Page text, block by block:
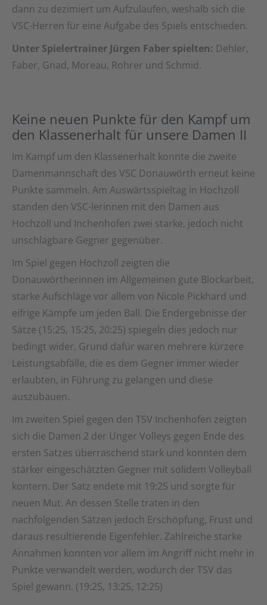
dann zu dezimiert um Aufzulaufen, weshalb sich die
VSC-Herren für eine Aufgabe des Spiels entschieden.
Unter Spielertrainer Jürgen Faber spielten: Dehler,
Faber, Gnad, Moreau, Rohrer und Schmid.
Keine neuen Punkte für den Kampf um
den Klassenerhalt für unsere Damen II
Im Kampf um den Klassenerhalt konnte die zweite
Damenmannschaft des VSC Donauwörth erneut keine
Punkte sammeln. Am Auswärtsspieltag in Hochzoll
standen den VSC-lerinnen mit den Damen aus
Hochzoll und Inchenhofen zwei starke, jedoch nicht
unschlagbare Gegner gegenüber.
Im Spiel gegen Hochzoll zeigten die
Donauwörtherinnen im Allgemeinen gute Blockarbeit,
starke Aufschläge vor allem von Nicole Pickhard und
eifrige Kämpfe um jeden Ball. Die Endergebnisse der
Sätze (15:25, 15:25, 20:25) spiegeln dies jedoch nur
bedingt wider. Grund dafür waren mehrere kürzere
Leistungsabfälle, die es dem Gegner immer wieder
erlaubten, in Führung zu gelangen und diese
auszubauen.
Im zweiten Spiel gegen den TSV Inchenhofen zeigten
sich die Damen 2 der Unger Volleys gegen Ende des
ersten Satzes überraschend stark und konnten dem
stärker eingeschätzten Gegner mit solidem Volleyball
kontern. Der Satz endete mit 19:25 und sorgte für
neuen Mut. An dessen Stelle traten in den
nachfolgenden Sätzen jedoch Erschöpfung, Frust und
daraus resultierende Eigenfehler. Zahlreiche starke
Annahmen konnten vor allem im Angriff nicht mehr in
Punkte verwandelt werden, wodurch der TSV das
Spiel gewann. (19:25, 13:25, 12:25)